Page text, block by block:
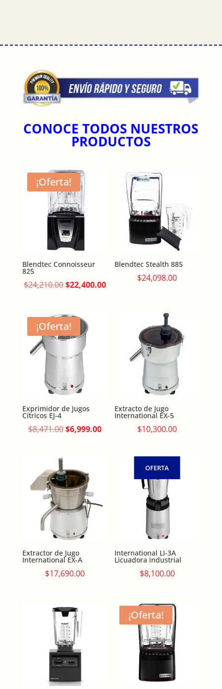
CONOCE TODOS NUESTROS
PRODUCTOS
¡Oferta!
Blendtec Connoisseur
825
$24,210.00Original
$24,210.00.
$22,400.00Current
Blendtec Stealth 885
$24,098.00
¡Oferta!
Exprimidor de Jugos
Cítricos EJ-4
$8,471.00Original
$8,471.00.
$6,999.00Current
Extracto de Jugo
International EX-5
$10,300.00
Extractor de Jugo
International EX-A
$17,690.00
OFERTA
International LI-3A
Licuadora industrial
$8,100.00
¡Oferta!